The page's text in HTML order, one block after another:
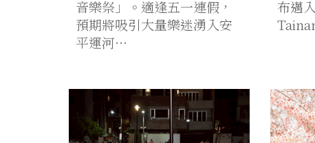
音樂祭」。適逢五一連假，
預期將吸引大量樂迷湧入安
平運河…
布邁